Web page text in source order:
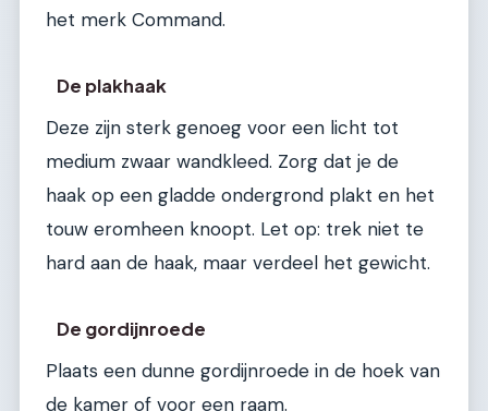
het merk Command.
De plakhaak
Deze zijn sterk genoeg voor een licht tot
medium zwaar wandkleed. Zorg dat je de
haak op een gladde ondergrond plakt en het
touw eromheen knoopt. Let op: trek niet te
hard aan de haak, maar verdeel het gewicht.
De gordijnroede
Plaats een dunne gordijnroede in de hoek van
de kamer of voor een raam.